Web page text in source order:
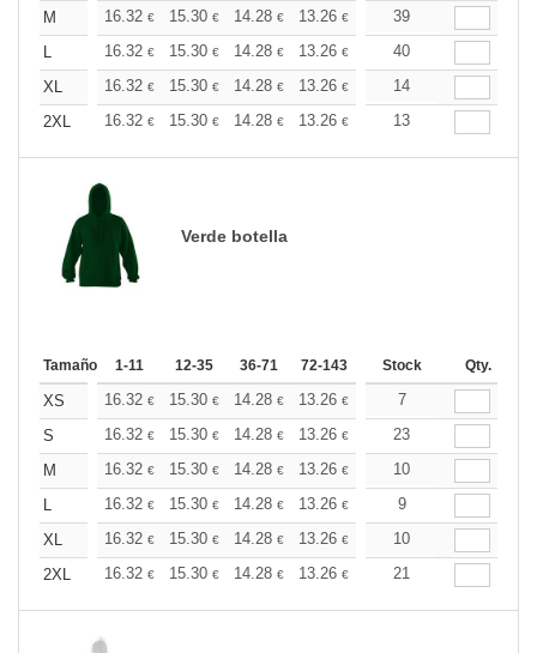
M
16.32 € 15.30 € 14.28 € 13.26 € 12.24€
39
L
16.32 € 15.30 € 14.28 € 13.26 € 12.24€
40
XL
16.32 € 15.30 € 14.28 € 13.26 € 12.24€
14
2XL
16.32 € 15.30 € 14.28 € 13.26 € 12.24€
13
Verde botella
Tamaño 1-11 12-35 36-71 72-143 144-287 288 +
Stock Qty.
XS 16.32 € 15.30 € 14.28 € 13.26 € 12.24
7
S
16.32 € 15.30 € 14.28 € 13.26 € 12.24€
23
M
16.32 € 15.30 € 14.28 € 13.26 € 12.24€
10
L
16.32 € 15.30 € 14.28 € 13.26 € 12.24
9
XL
16.32 € 15.30 € 14.28 € 13.26 € 12.24€
10
2XL
16.32 € 15.30 € 14.28 € 13.26 € 12.24
21